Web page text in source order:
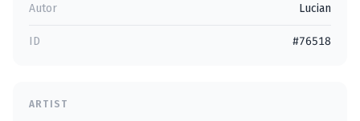
Autor Lucian
ID #76518
ARTIST